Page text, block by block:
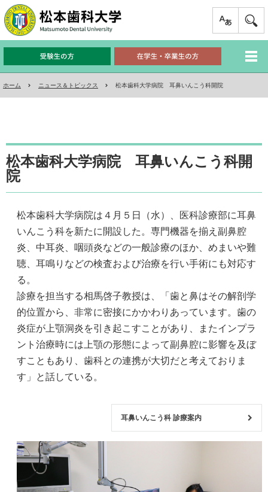
ホーム ニュース＆トピックス 松本歯科大学病院 耳鼻いんこう科開院
松本歯科大学病院 耳鼻いんこう科開
院
松本歯科大学病院は４月５日（水）、医科診療部に耳鼻
いんこう科を新たに開設した。専門機器を揃え副鼻腔
炎、中耳炎、咽頭炎などの一般診療のほか、めまいや難
聴、耳鳴りなどの検査および治療を行い手術にも対応す
る。
診療を担当する相馬啓子教授は、「歯と鼻はその解剖学
的位置から、非常に密接にかかわりあっています。歯の
炎症が上顎洞炎を引き起こすことがあり、またインプラ
ント治療時には上顎の形態によって副鼻腔に影響を及ぼ
すこともあり、歯科との連携が大切だと考えておりま
す」と話している。
耳鼻いんこう科 診療案内